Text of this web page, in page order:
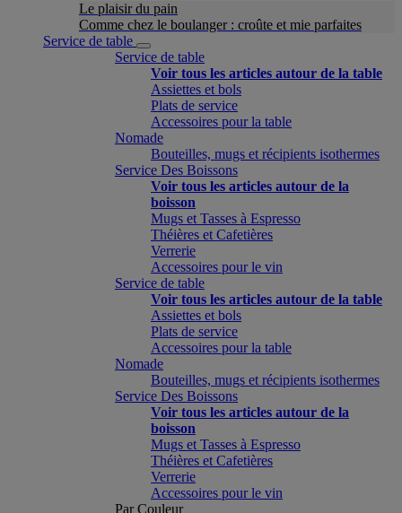
Le plaisir du pain
Comme chez le boulanger : croûte et mie parfaites
Service de table
Service de table
Voir tous les articles autour de la table
Assiettes et bols
Plats de service
Accessoires pour la table
Nomade
Bouteilles, mugs et récipients isothermes
Service Des Boissons
Voir tous les articles autour de la
boisson
Mugs et Tasses à Espresso
Théières et Cafetières
Verrerie
Accessoires pour le vin
Service de table
Voir tous les articles autour de la table
Assiettes et bols
Plats de service
Accessoires pour la table
Nomade
Bouteilles, mugs et récipients isothermes
Service Des Boissons
Voir tous les articles autour de la
boisson
Mugs et Tasses à Espresso
Théières et Cafetières
Verrerie
Accessoires pour le vin
Par Couleur